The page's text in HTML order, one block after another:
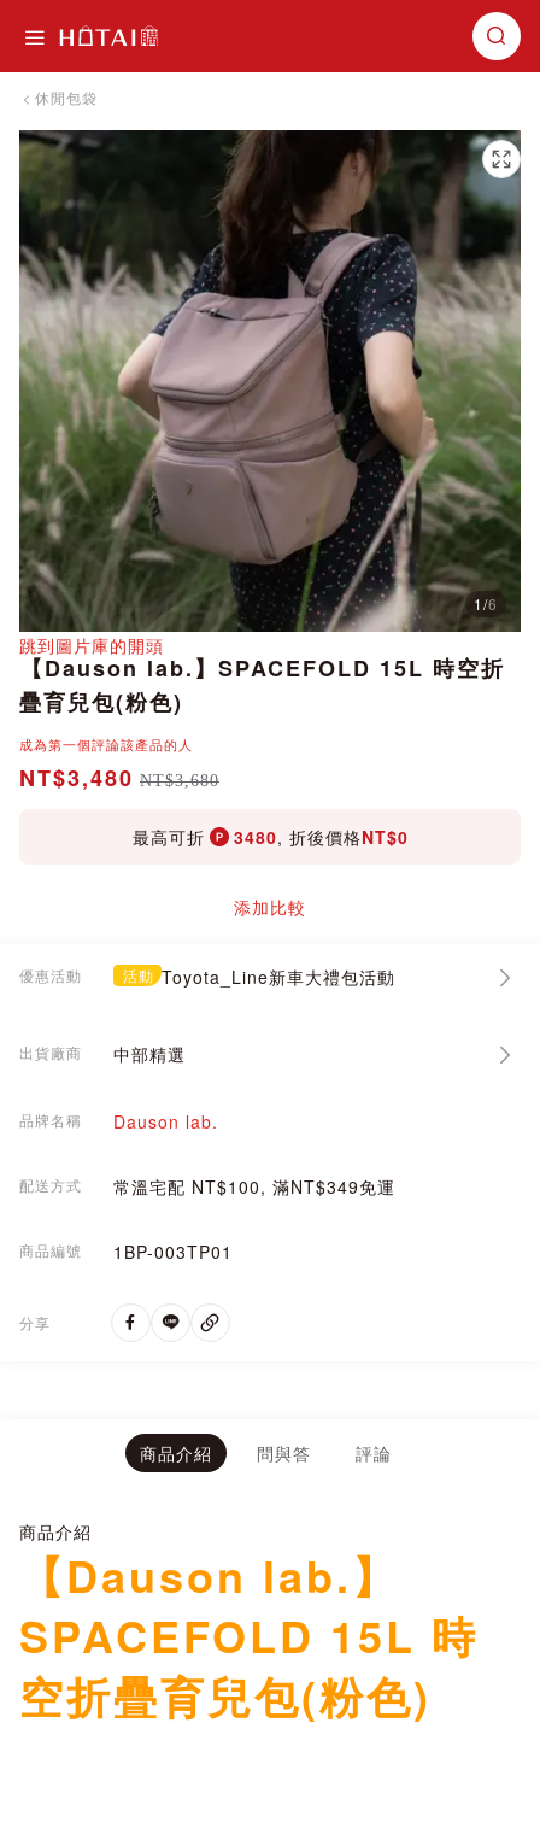
休閒包袋
跳到圖片庫的末尾
1/6
跳到圖片庫的開頭
分享
【Dauson lab.】SPACEFOLD 15L 時空折
疊育兒包(粉色)
成為第一個評論該產品的人
NT$3,480 NT$3,680
最高可折 3480, 折後價格NT$0
添加比較
優惠活動 活動 Toyota_Line新車大禮包活動
出貨廠商 中部精選
品牌名稱 Dauson lab.
配送方式 常溫宅配 NT$100, 滿NT$349免運
商品編號 1BP-003TP01
分享
商品介紹 問與答 評論
商品介紹
【Dauson lab.】
SPACEFOLD 15L 時
空折疊育兒包(粉色)